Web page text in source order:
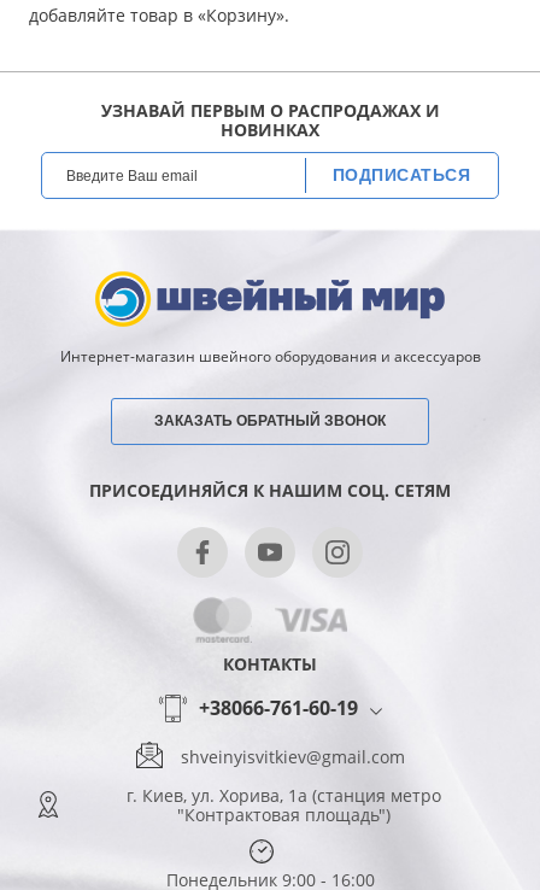
добавляйте товар в «Корзину».
УЗНАВАЙ ПЕРВЫМ О РАСПРОДАЖАХ И
НОВИНКАХ
ПОДПИСАТЬСЯ
Интернет-магазин швейного оборудования и аксессуаров
ЗАКАЗАТЬ ОБРАТНЫЙ ЗВОНОК
ПРИСОЕДИНЯЙСЯ К НАШИМ СОЦ. СЕТЯМ
КОНТАКТЫ
+38066-761-60-19
shveinyisvitkiev@gmail.com
г. Киев, ул. Хорива, 1а (станция метро
"Контрактовая площадь")
Понедельник 9:00 - 16:00